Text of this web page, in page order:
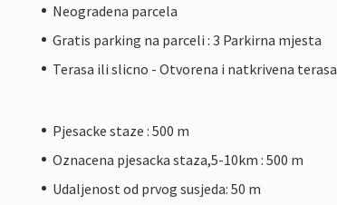
Neogradena parcela
Gratis parking na parceli : 3 Parkirna mjesta
Terasa ili slicno - Otvorena i natkrivena terasa
Pjesacke staze : 500 m
Oznacena pjesacka staza,5-10km : 500 m
Udaljenost od prvog susjeda: 50 m